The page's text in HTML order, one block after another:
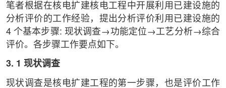
笔者根据在核电扩建核电工程中开展利用已建设施的
分析评价的工作经验，提出分析评价利用已建设施的
4 个基本步骤: 现状调查→功能定位→工艺分析→综合
评价。各步骤工作要点如下。
3. 1 现状调查
现状调查是核电扩建工程的第一步骤，也是评价工作